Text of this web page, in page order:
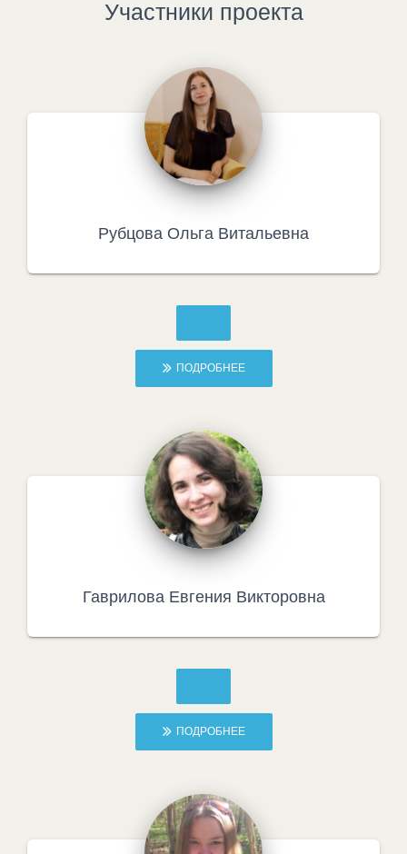
Участники проекта
Рубцова Ольга Витальевна
ПОДРОБНЕЕ
Гаврилова Евгения Викторовна
ПОДРОБНЕЕ